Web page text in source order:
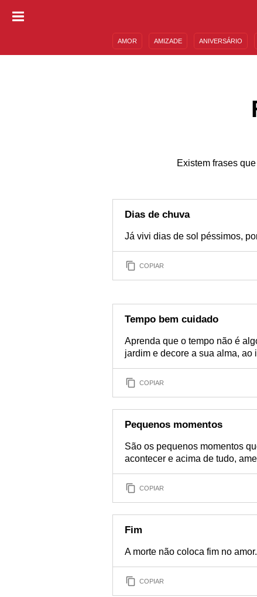
AMOR AMIZADE ANIVERSÁRIO
Existem frases
Dias de chuva
Já vivi dias de sol péssimos,
COPIAR
Tempo bem cuidado
Aprenda que o tempo não é
jardim e decore a sua alma,
COPIAR
Pequenos momentos
São os pequenos momentos
acontecer e acima de tudo,
COPIAR
Fim
A morte não coloca fim no amor.
COPIAR